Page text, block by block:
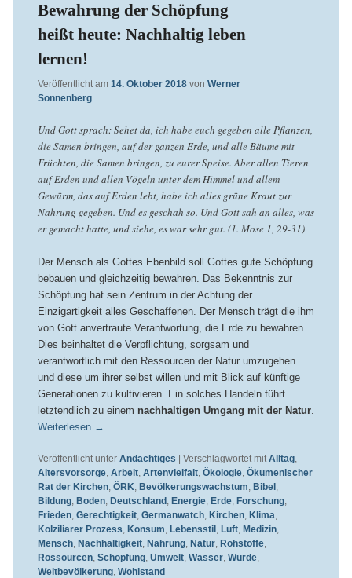
Bewahrung der Schöpfung
heißt heute: Nachhaltig leben
lernen!
Veröffentlicht am 14. Oktober 2018 von Werner
Sonnenberg
Und Gott sprach: Sehet da, ich habe euch gegeben alle Pflanzen,
die Samen bringen, auf der ganzen Erde, und alle Bäume mit
Früchten, die Samen bringen, zu eurer Speise. Aber allen Tieren
auf Erden und allen Vögeln unter dem Himmel und allem
Gewürm, das auf Erden lebt, habe ich alles grüne Kraut zur
Nahrung gegeben. Und es geschah so. Und Gott sah an alles, was
er gemacht hatte, und siehe, es war sehr gut. (1. Mose 1, 29-31)
Der Mensch als Gottes Ebenbild soll Gottes gute Schöpfung
bebauen und gleichzeitig bewahren. Das Bekenntnis zur
Schöpfung hat sein Zentrum in der Achtung der
Einzigartigkeit alles Geschaffenen. Der Mensch trägt die ihm
von Gott anvertraute Verantwortung, die Erde zu bewahren.
Dies beinhaltet die Verpflichtung, sorgsam und
verantwortlich mit den Ressourcen der Natur umzugehen
und diese um ihrer selbst willen und mit Blick auf künftige
Generationen zu kultivieren. Ein solches Handeln führt
letztendlich zu einem nachhaltigen Umgang mit der Natur.
Weiterlesen →
Veröffentlicht unter Andächtiges | Verschlagwortet mit Alltag,
Altersvorsorge, Arbeit, Artenvielfalt, Ökologie, Ökumenischer
Rat der Kirchen, ÖRK, Bevölkerungswachstum, Bibel,
Bildung, Boden, Deutschland, Energie, Erde, Forschung,
Frieden, Gerechtigkeit, Germanwatch, Kirchen, Klima,
Kolziliarer Prozess, Konsum, Lebensstil, Luft, Medizin,
Mensch, Nachhaltigkeit, Nahrung, Natur, Rohstoffe,
Rossourcen, Schöpfung, Umwelt, Wasser, Würde,
Weltbevölkerung, Wohlstand